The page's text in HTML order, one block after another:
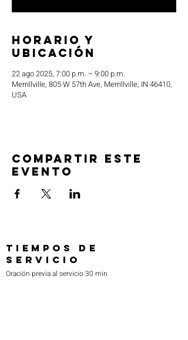
Horario y
ubicación
22 ago 2025, 7:00 p.m. – 9:00 p.m.
Merrillville, 805 W 57th Ave, Merrillville, IN 46410,
USA
Compartir este
evento
TIEMPOS DE
SERVICIO
Oración previa al servicio 30 min